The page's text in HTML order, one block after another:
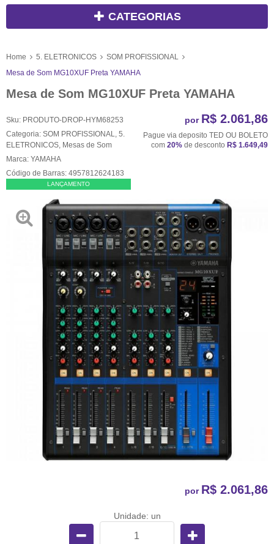
CATEGORIAS
Home 5. ELETRONICOS
SOM PROFISSIONAL
Mesa de Som MG10XUF Preta YAMAHA
Mesa de Som MG10XUF Preta YAMAHA
Sku: PRODUTO-DROP-HYM68253
Categoria: SOM PROFISSIONAL
5.
ELETRONICOS Mesas de Som
Marca: YAMAHA
Código de Barras: 4957812624183
LANÇAMENTO
por R$ 2.061,86
Pague via deposito TED OU BOLETO
com 20% de desconto R$ 1.649,49
por R$ 2.061,86
Unidade: un